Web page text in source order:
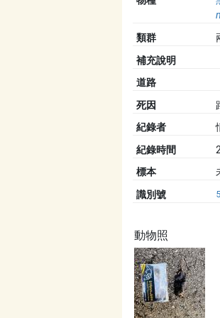
類群
補充說明
道路
死因
紀錄者
紀錄時間
標本
識別號
動物照